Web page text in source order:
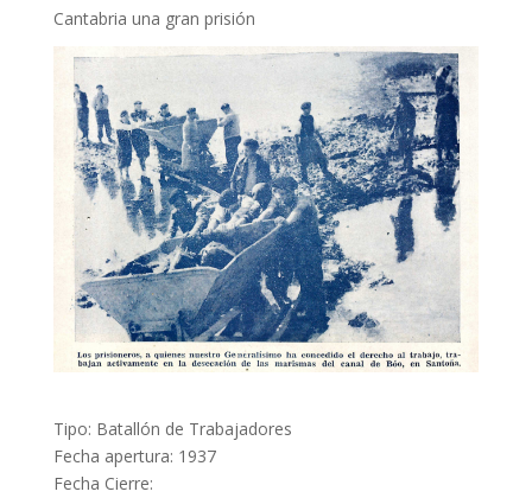
Cantabria una gran prisión
Tipo: Batallón de Trabajadores
Fecha apertura: 1937
Fecha Cierre: